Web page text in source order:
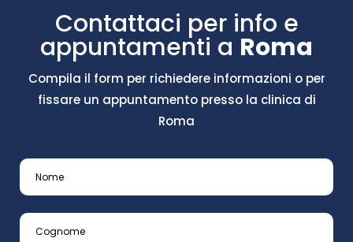
Contattaci per info e
appuntamenti a Roma
Compila il form per richiedere informazioni o per
fissare un appuntamento presso la clinica di
Roma